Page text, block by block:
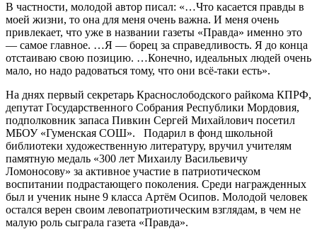
В частности, молодой автор писал: «…Что касается правды в
моей жизни, то она для меня очень важна. И меня очень
привлекает, что уже в названии газеты «Правда» именно это
— самое главное. …Я — борец за справедливость. Я до конца
отстаиваю свою позицию. …Конечно, идеальных людей очень
мало, но надо радоваться тому, что они всё-таки есть».
На днях первый секретарь Краснослободского райкома КПРФ,
депутат Государственного Собрания Республики Мордовия,
подполковник запаса Пивкин Сергей Михайлович посетил
МБОУ «Гуменская СОШ». Подарил в фонд школьной
библиотеки художественную литературу, вручил учителям
памятную медаль «300 лет Михаилу Васильевичу
Ломоносову» за активное участие в патриотическом
воспитании подрастающего поколения. Среди награжденных
был и ученик ныне 9 класса Артём Осипов. Молодой человек
остался верен своим левопатриотическим взглядам, в чем не
малую роль сыграла газета «Правда».